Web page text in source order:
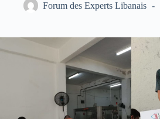
Forum des Experts Libanais